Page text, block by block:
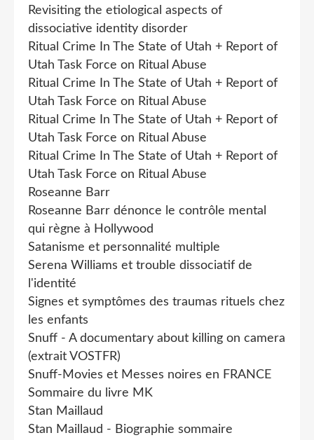
Revisiting the etiological aspects of
dissociative identity disorder
Ritual Crime In The State of Utah + Report of
Utah Task Force on Ritual Abuse
Ritual Crime In The State of Utah + Report of
Utah Task Force on Ritual Abuse
Ritual Crime In The State of Utah + Report of
Utah Task Force on Ritual Abuse
Ritual Crime In The State of Utah + Report of
Utah Task Force on Ritual Abuse
Roseanne Barr
Roseanne Barr dénonce le contrôle mental
qui règne à Hollywood
Satanisme et personnalité multiple
Serena Williams et trouble dissociatif de
l'identité
Signes et symptômes des traumas rituels chez
les enfants
Snuff - A documentary about killing on camera
(extrait VOSTFR)
Snuff-Movies et Messes noires en FRANCE
Sommaire du livre MK
Stan Maillaud
Stan Maillaud - Biographie sommaire